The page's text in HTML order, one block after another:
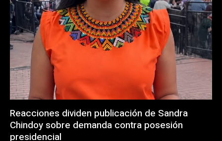
Reacciones dividen publicación de Sandra
Chindoy sobre demanda contra posesión
presidencial